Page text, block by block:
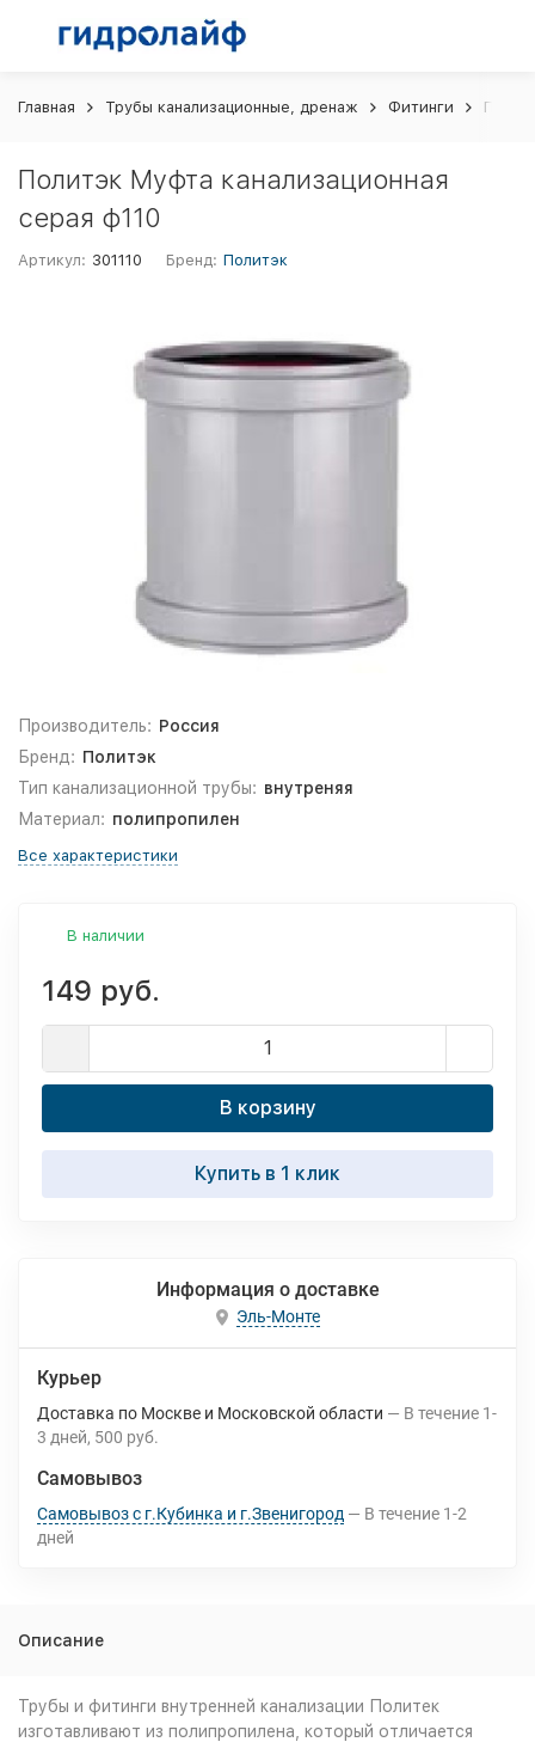
Главная Трубы канализационные, дренаж Фитинги
Политэк Муфта канализационная
серая ф110
Артикул: 301110 Бренд: Политэк
Производитель: Россия
Бренд: Политэк
Тип канализационной трубы: внутреняя
Материал: полипропилен
Все характеристики
В наличии
149 руб.
В корзину
Купить в 1 клик
Информация о доставке
Эль-Монте
Курьер
Доставка по Москве и Московской области В течение 1-
3 дней 500 руб.
Самовывоз
Самовывоз с г.Кубинка и г.Звенигород В течение 1-2
дней
Описание
Трубы и фитинги внутренней канализации Политек
изготавливают из полипропилена, который отличается